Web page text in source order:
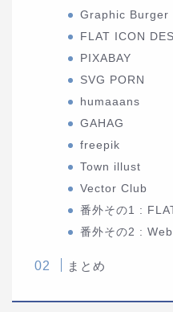
Graphic Burger
FLAT ICON
PIXABAY
SVG PORN
humaaans
GAHAG
freepik
Town illust
Vector Club
番外その1 :
番外その2 :
まとめ